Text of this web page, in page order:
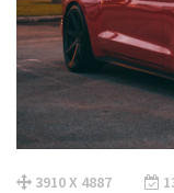
3910 X 4887